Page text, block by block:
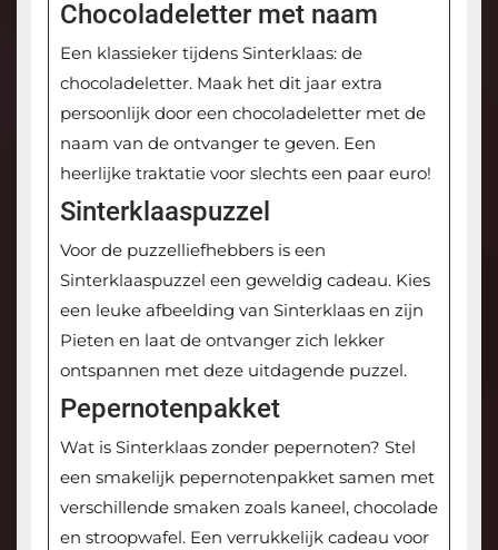
Chocoladeletter met naam
Een klassieker tijdens Sinterklaas: de
chocoladeletter. Maak het dit jaar extra
persoonlijk door een chocoladeletter met de
naam van de ontvanger te geven. Een
heerlijke traktatie voor slechts een paar euro!
Sinterklaaspuzzel
Voor de puzzelliefhebbers is een
Sinterklaaspuzzel een geweldig cadeau. Kies
een leuke afbeelding van Sinterklaas en zijn
Pieten en laat de ontvanger zich lekker
ontspannen met deze uitdagende puzzel.
Pepernotenpakket
Wat is Sinterklaas zonder pepernoten? Stel
een smakelijk pepernotenpakket samen met
verschillende smaken zoals kaneel, chocolade
en stroopwafel. Een verrukkelijk cadeau voor